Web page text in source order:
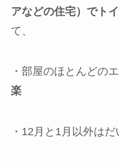
アなどの住宅）でト
て、
・部屋のほとんどの
楽
・12月と1月以外は